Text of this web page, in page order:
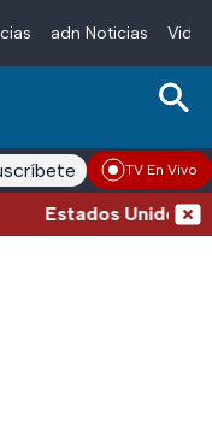
adn Noticias
adn Noticias RadioTV En Vivo
Estados Unidos